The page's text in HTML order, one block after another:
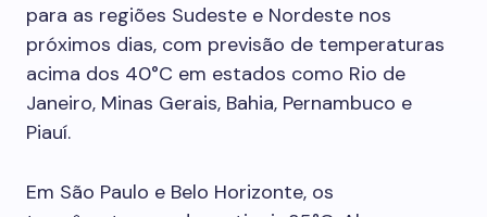
para as regiões Sudeste e Nordeste nos
próximos dias, com previsão de temperaturas
acima dos 40°C em estados como Rio de
Janeiro, Minas Gerais, Bahia, Pernambuco e
Piauí.
Em São Paulo e Belo Horizonte, os